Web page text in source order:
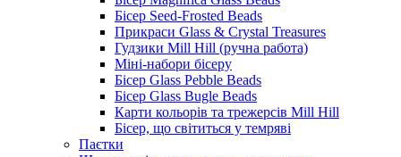
Бісер Seed-Frosted Beads
Прикраси Glass & Crystal Treasures
Гудзики Mill Hill (ручна работа)
Міні-набори бісеру
Бісер Glass Pebble Beads
Бісер Glass Bugle Beads
Карти кольорів та трежерсів Mill Hill
Бісер, що світиться у темряві
Паєтки